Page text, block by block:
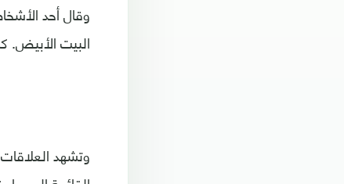
وقال أحد
البيت الأبيض.
وتشهد